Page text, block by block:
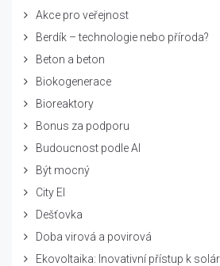
Akce pro veřejnost
Berdík – technologie nebo příroda?
Beton a beton
Biokogenerace
Bioreaktory
Bonus za podporu
Budoucnost podle AI
Být mocný
City El
Dešťovka
Doba virová a povirová
Ekovoltaika: Inovativní přístup k